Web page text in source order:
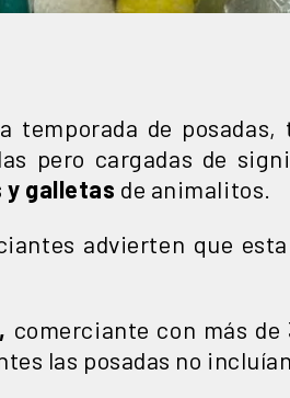
temporada de
pero cargadas de
y galletas de animalitos.
advierten que
comerciante con más
las posadas no